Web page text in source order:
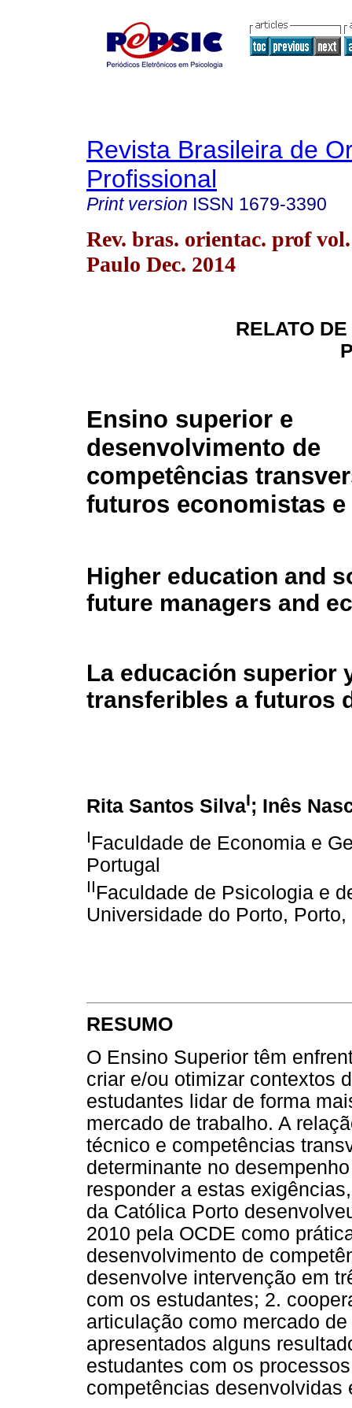
Revista Brasileira de
Profissional
Print version ISSN 1679-3390
Rev. bras. orientac. prof
Paulo Dec. 2014
RELATO
Ensino superior e
desenvolvimento de
competências
futuros economistas
Higher education and
future managers and
La educación superior
transferibles a futuros
Rita Santos SilvaI; Inês
IFaculdade de Economia e
Portugal
IIFaculdade de Psicologia e
Universidade do Porto,
RESUMO
O Ensino Superior têm
criar e/ou otimizar contextos
estudantes lidar de forma
mercado de trabalho. A
técnico e competências
determinante no
responder a estas
da Católica Porto
2010 pela OCDE como
desenvolvimento de
desenvolve intervenção em
com os estudantes; 2.
articulação como mercado
apresentados alguns
estudantes com os
competências desenvolvidas